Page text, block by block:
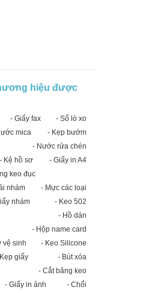
hiệu được
- Giấy fax
- Sổ lò xo
mica
- Kẹp bướm
- Nước rửa chén
- Kệ hồ sơ
- Giấy in A4
keo đục
nhám
- Mực các loại
nhám
- Keo 502
- Hồ dán
- Hộp name card
vệ sinh
- Keo Silicone
giấy
- Bút xóa
- Cắt băng keo
- Giấy in ảnh
- Chổi